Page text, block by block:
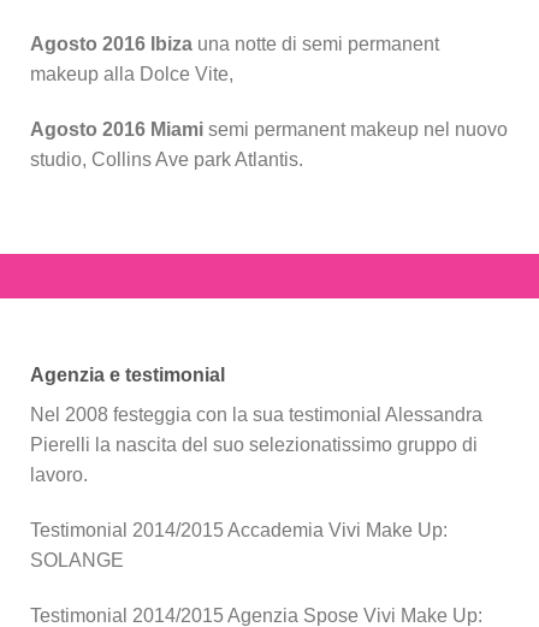
Agosto 2016 Ibiza una notte di semi permanent
makeup alla Dolce Vite,
Agosto 2016 Miami semi permanent makeup nel nuovo
studio, Collins Ave park Atlantis.
Agenzia e testimonial
Nel 2008 festeggia con la sua testimonial Alessandra
Pierelli la nascita del suo selezionatissimo gruppo di
lavoro.
Testimonial 2014/2015 Accademia Vivi Make Up:
SOLANGE
Testimonial 2014/2015 Agenzia Spose Vivi Make Up: